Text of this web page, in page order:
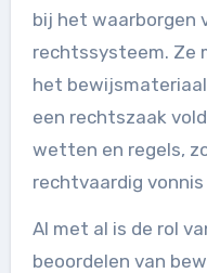
bij het waarborgen
rechtssysteem. Ze
het
een rechtszaak
wetten en regels,
rechtvaardig
Al met al is de rol
beoordelen van